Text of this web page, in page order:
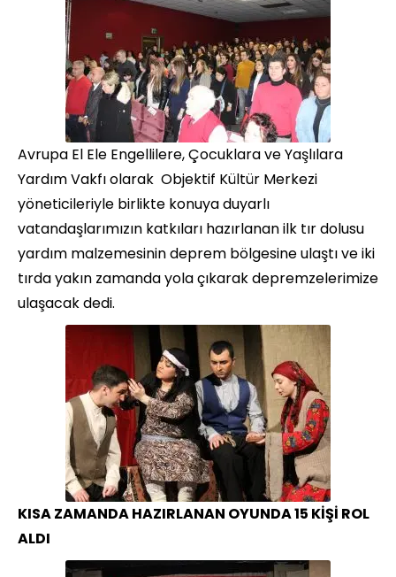
Avrupa El Ele Engellilere, Çocuklara ve Yaşlılara
Yardım Vakfı olarak Objektif Kültür Merkezi
yöneticileriyle birlikte konuya duyarlı
vatandaşlarımızın katkıları hazırlanan ilk tır dolusu
yardım malzemesinin deprem bölgesine ulaştı ve iki
tırda yakın zamanda yola çıkarak depremzelerimize
ulaşacak dedi.
KISA ZAMANDA HAZIRLANAN OYUNDA 15 KİŞİ ROL
ALDI